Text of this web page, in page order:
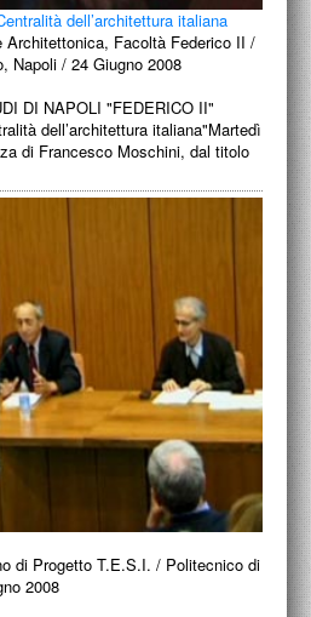
dell’architettura italiana
Architettonica, Facoltà Federico II /
Napoli / 24 Giugno 2008
DI NAPOLI "FEDERICO II"
dell’architettura italiana"Martedì
di Francesco Moschini, dal titolo
di Progetto T.E.S.I. / Politecnico di
2008